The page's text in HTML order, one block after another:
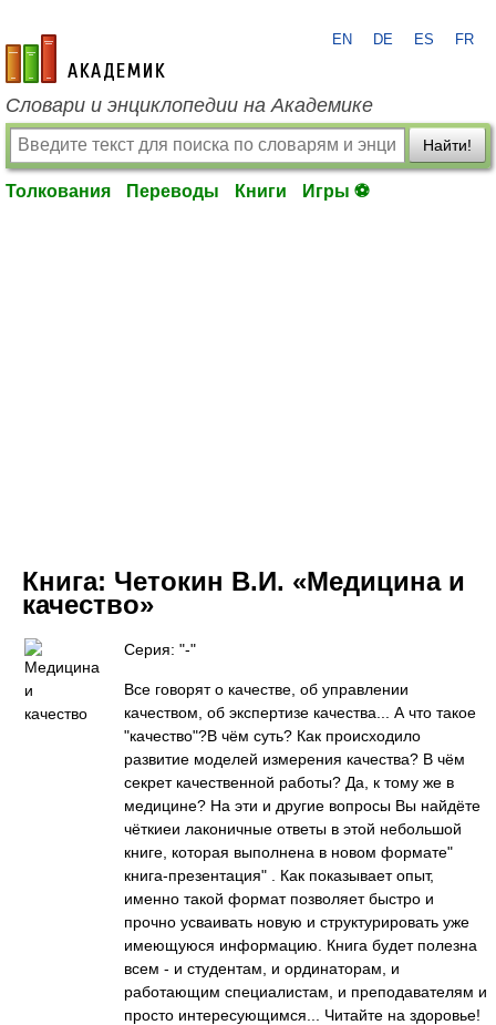
academic.ru
EN DE ES FR
Словари и энциклопедии на Академике
Найти!
Толкования Переводы Книги Игры ⚽
Книга: Четокин В.И. «Медицина и
качество»
Серия: "-"
Все говорят о качестве, об управлении
качеством, об экспертизе качества... А что такое
"качество"?В чём суть? Как происходило
развитие моделей измерения качества? В чём
секрет качественной работы? Да, к тому же в
медицине? На эти и другие вопросы Вы найдёте
чёткиеи лаконичные ответы в этой небольшой
книге, которая выполнена в новом формате"
книга-презентация" . Как показывает опыт,
именно такой формат позволяет быстро и
прочно усваивать новую и структурировать уже
имеющуюся информацию. Книга будет полезна
всем - и студентам, и ординаторам, и
работающим специалистам, и преподавателям и
просто интересующимся... Читайте на здоровье!